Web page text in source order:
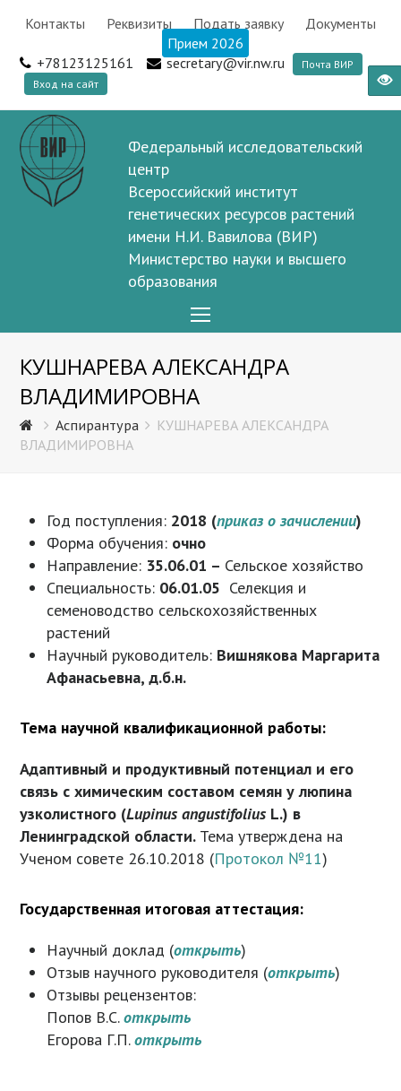
Контакты Реквизиты Подать заявку
Документы
Прием 2026
+78123125161
secretary@vir.nw.ru
Почта ВИР
Вход на сайт
Федеральный исследовательский
центр
Всероссийский институт
генетических ресурсов растений
имени Н.И. Вавилова (ВИР)
Министерство науки и высшего
образования
Menu
КУШНАРЕВА АЛЕКСАНДРА
ВЛАДИМИРОВНА
Аспирантура
КУШНАРЕВА АЛЕКСАНДРА
ВЛАДИМИРОВНА
Год поступления: 2018 (приказ о зачислении)
Форма обучения: очно
Направление: 35.06.01 – Сельское хозяйство
Специальность: 06.01.05 Селекция и
семеноводство сельскохозяйственных
растений
Научный руководитель: Вишнякова Маргарита
Афанасьевна, д.б.н.
Тема научной квалификационной работы:
Адаптивный и продуктивный потенциал и его
связь с химическим составом семян у люпина
узколистного (Lupinus angustifolius L.) в
Ленинградской области. Тема утверждена на
Ученом совете 26.10.2018 (Протокол №11)
Государственная итоговая аттестация:
Научный доклад (открыть)
Отзыв научного руководителя (открыть)
Отзывы рецензентов:
Попов В.С.открыть
Егорова Г.П.открыть